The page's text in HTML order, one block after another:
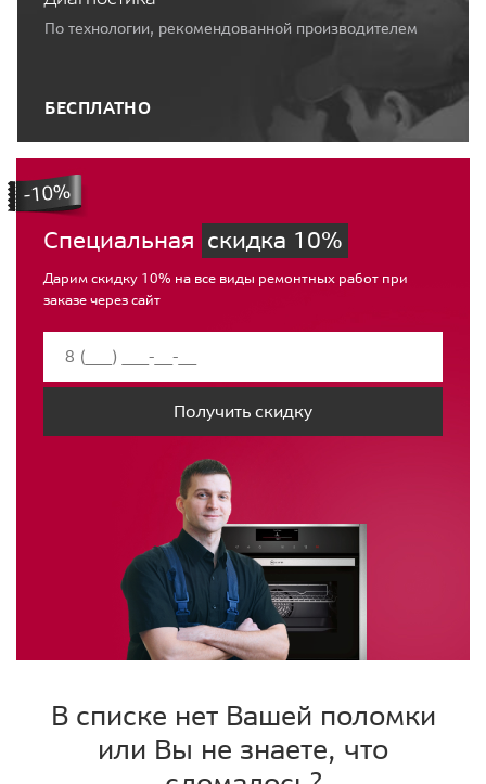
По технологии, рекомендованной производителем
БЕСПЛАТНО
Специальная скидка 10%
Дарим скидку 10% на все виды ремонтных работ при
заказе через сайт
Получить скидку
В списке нет Вашей поломки
или Вы не знаете, что